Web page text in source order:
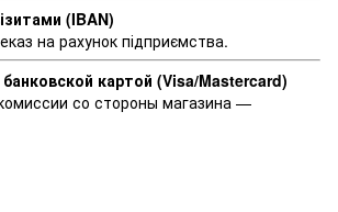
(IBAN)
на рахунок підприємства.
картой (Visa/Mastercard)
со стороны магазина —